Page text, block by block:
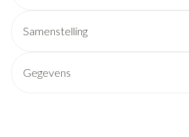
Samenstelling
Gegevens